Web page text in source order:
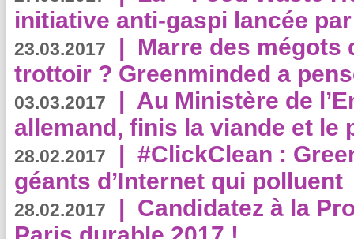
initiative anti-gaspi lancée
23.03.2017 | Marre des mégots
trottoir ? Greenminded a
03.03.2017 | Au Ministère de
allemand, finis la viande et le
28.02.2017 | #ClickClean :
géants d’Internet qui polluent
28.02.2017 | Candidatez à la